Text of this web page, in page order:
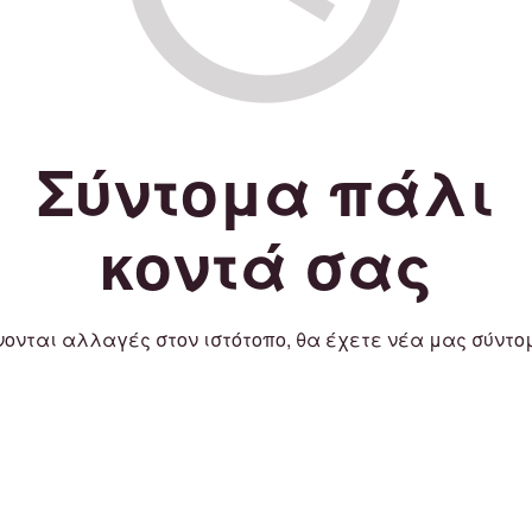
Σύντομα πάλι
κοντά σας
αλλαγές στον ιστότοπο, θα έχετε νέα μας